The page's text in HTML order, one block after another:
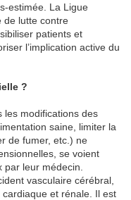
estimée. La Ligue
de lutte contre
patients et
l’implication active du
?
les modifications des
saine, limiter la
de fumer, etc.) ne
se voient
leur médecin.
vasculaire cérébral,
et rénale. Il est